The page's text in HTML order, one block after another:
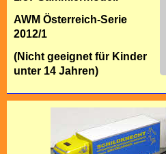
AWM Österreich-Serie
2012/1
(Nicht geeignet für Kinder
unter 14 Jahren)